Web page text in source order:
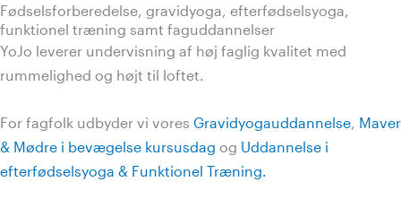
Fødselsforberedelse, gravidyoga, efterfødselsyoga,
funktionel træning samt faguddannelser
YoJo leverer undervisning af høj faglig kvalitet med
rummelighed og højt til loftet.
For fagfolk udbyder vi vores Gravidyogauddannelse, Maver
& Mødre i bevægelse kursusdag og Uddannelse i
efterfødselsyoga & Funktionel Træning.